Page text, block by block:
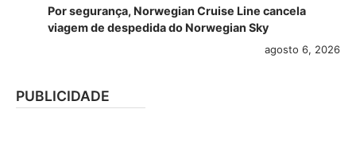
Por segurança, Norwegian Cruise Line cancela
viagem de despedida do Norwegian Sky
agosto 6, 2026
PUBLICIDADE